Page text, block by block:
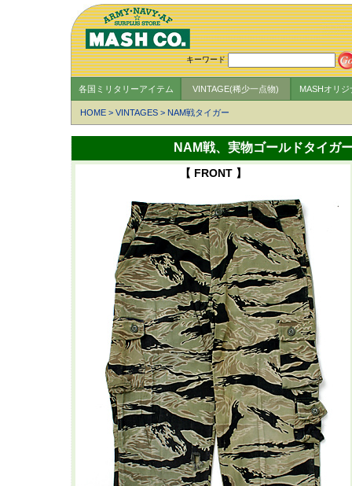
キーワード
各国ミリタリーアイテム VINTAGE(稀少一点物) MASHオリ
HOME > VINTAGES > NAM戦タイガー
NAM戦、実物ゴールドタイガ
【 FRONT 】